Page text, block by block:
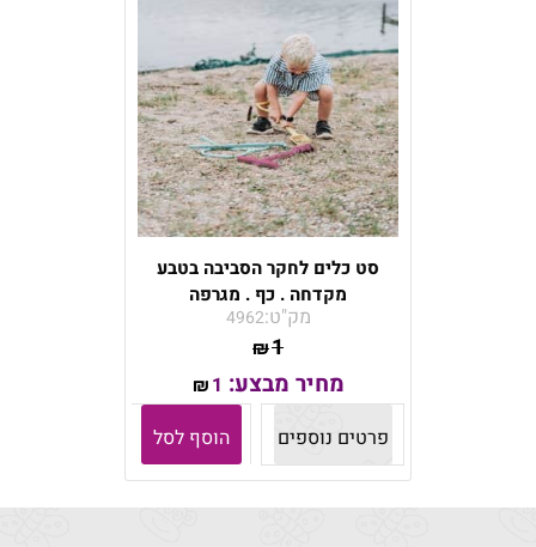
סט כלים לחקר הסביבה בטבע
מקדחה . כף . מגרפה
מק"ט:4962
₪1
מחיר מבצע: ₪1
פרטים נוספים
הוסף לסל